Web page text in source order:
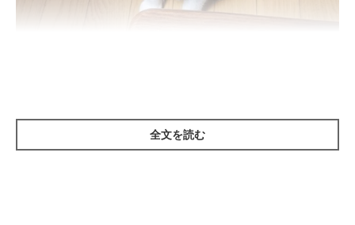
全文を読む